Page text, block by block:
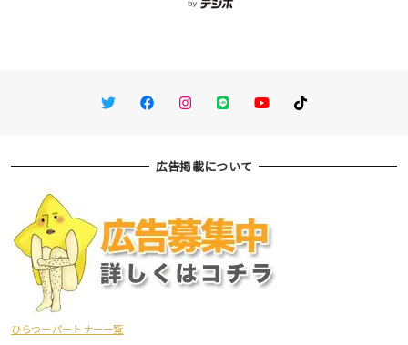
TwitterFacebookInstagram
LINE You TubeTikTok
広告掲載について
ひらつーパートナー一覧